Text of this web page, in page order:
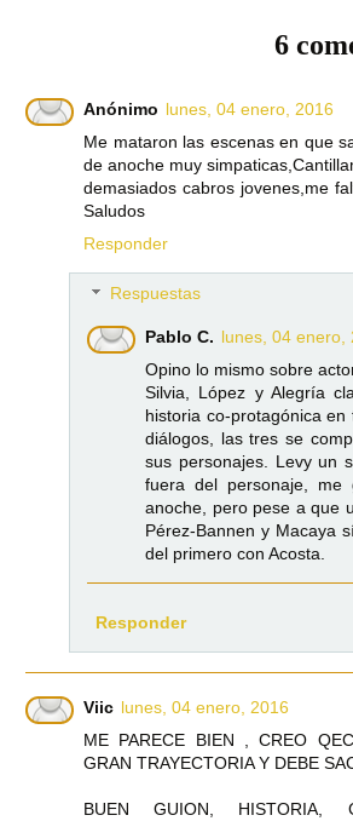
6
Anónimo lunes, 04 enero, 2016
Me mataron las escenas en que
de anoche muy
demasiados cabros jovenes,me
Saludos
Responder
Respuestas
Pablo C. lunes, 04 enero,
Opino lo mismo sobre
Silvia, López y Alegría
historia co-protagónica
diálogos, las tres se
sus personajes. Levy un
fuera del personaje, me
anoche, pero pese a que
Pérez-Bannen y Macaya
del primero con Acosta.
Responder
Viic lunes, 04 enero, 2016
ME PARECE BIEN , CREO
GRAN TRAYECTORIA Y DEBE
BUEN GUION, HISTORIA,